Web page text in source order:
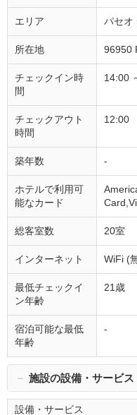
エリア パセオ
所在地 96950
チェックイン時
間
14:00
チェックアウト
時間
12:00
築年数 -
ホテルで利用可
能なカード
総客室数 20室
インターネット WiFi (
最低チェックイ
ン年齢
21歳
宿泊可能な最低
年齢
-
－ 施設の設備・サービス
設備・サービス